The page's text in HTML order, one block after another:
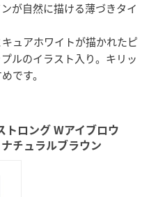
が自然に描ける薄づきタイ
ュアホワイトが描かれたピ
ルのイラスト入り。キリッ
です。
トロング Wアイブロウ
チュラルブラウン